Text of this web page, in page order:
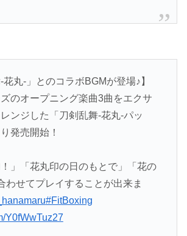
花丸-」とのコラボBGMが登場♪】
のオープニング楽曲3曲をエクサ
ンジした「刀剣乱舞-花丸-パッ
発売開始！
」「花丸印の日のもとで」「花の
わせてプレイすることが出来ま
#FitBoxing
Y0fWwTuz27